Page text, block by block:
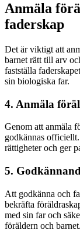
Anmäla
faderskap
Det är viktigt att
barnet rätt till arv
fastställa
sin biologiska far.
4. Anmäla
Genom att anmäla
godkännas
rättigheter och ger
5.
Att godkänna och
bekräfta
med sin far och
föräldern och barnet.